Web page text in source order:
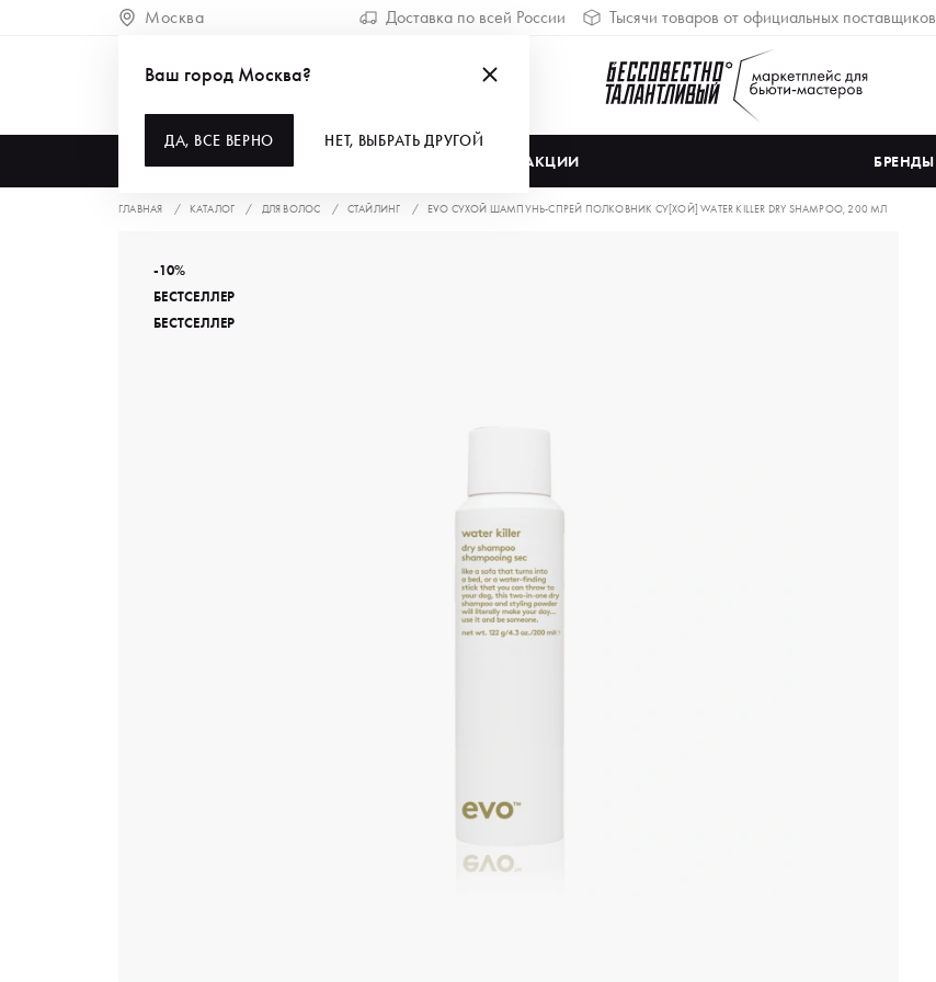
Москва Доставка по всей России Тысячи товаров от официальных поставщиков
АКЦИИ БРЕНДЫ
Ваш город Москва?
ДА, ВСЕ ВЕРНО НЕТ, ВЫБРАТЬ ДРУГОЙ
ГЛАВНАЯ КАТАЛОГ ДЛЯ ВОЛОС СТАЙЛИНГ EVO СУХОЙ ШАМПУНЬ-СПРЕЙ ПОЛКОВНИК СУ[ХОЙ] WATER KILLER DRY SHAMPOO, 200 МЛ
-10%
БЕСТСЕЛЛЕР
БЕСТСЕЛЛЕР